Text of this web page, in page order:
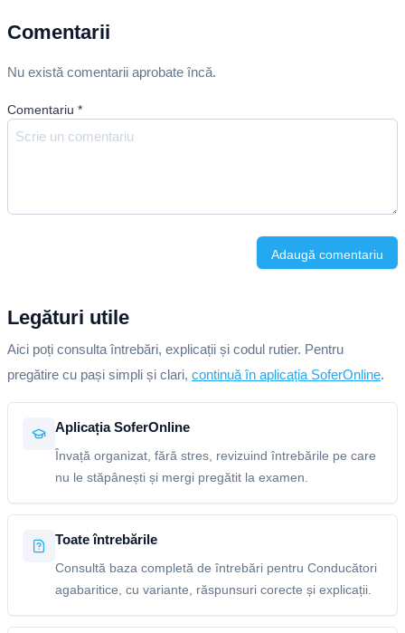
Comentarii
Nu există comentarii aprobate încă.
Comentariu *
Adaugă comentariu
Legături utile
Aici poți consulta întrebări, explicații și codul rutier. Pentru
pregătire cu pași simpli și clari, continuă în aplicația SoferOnline.
Aplicația SoferOnline
Învață organizat, fără stres, revizuind întrebările pe care
nu le stăpânești și mergi pregătit la examen.
Toate întrebările
Consultă baza completă de întrebări pentru Conducători
agabaritice, cu variante, răspunsuri corecte și explicații.